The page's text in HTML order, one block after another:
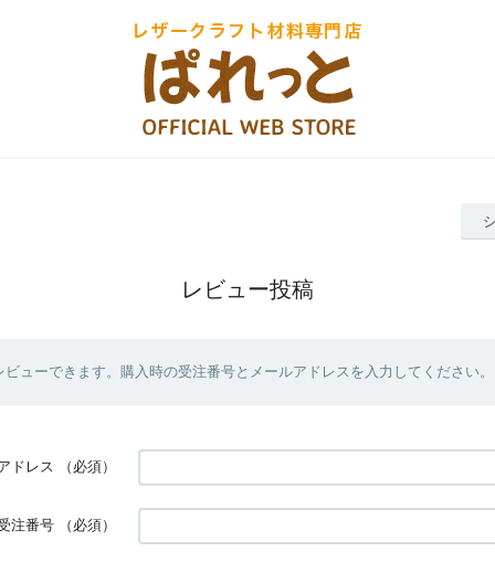
レビュー投稿
ューできます。購入時の受注番号とメールアドレスを入力してください。
ドレス （必須）
注番号 （必須）